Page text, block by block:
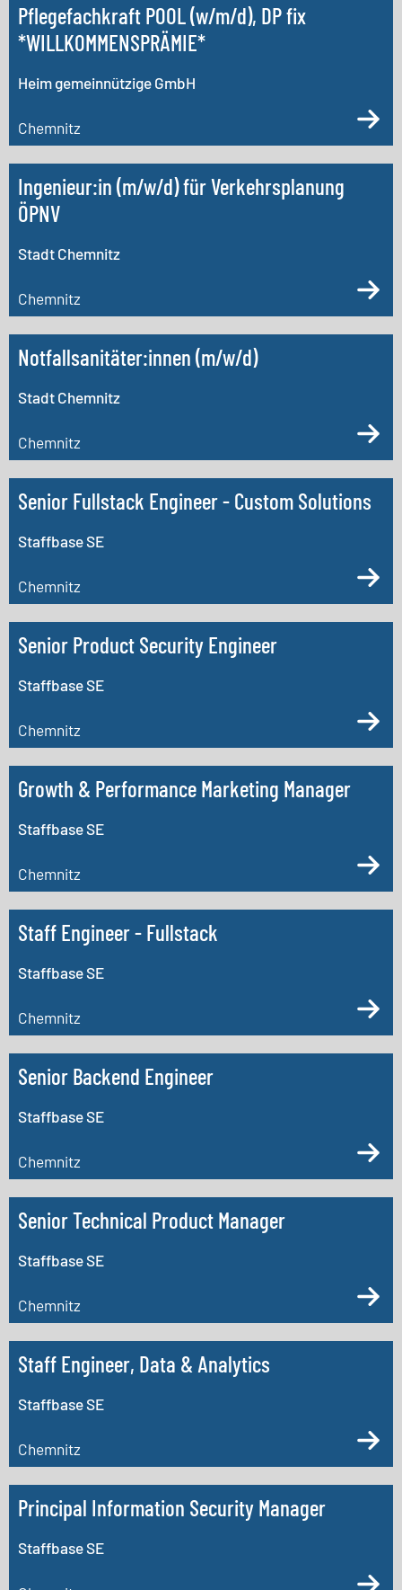
Pflegefachkraft POOL (w/m/d), DP fix
*WILLKOMMENSPRÄMIE*
Heim gemeinnützige GmbH
Chemnitz
Ingenieur:in (m/w/d) für Verkehrsplanung
ÖPNV
Stadt Chemnitz
Chemnitz
Notfallsanitäter:innen (m/w/d)
Stadt Chemnitz
Chemnitz
Senior Fullstack Engineer - Custom Solutions
Staffbase SE
Chemnitz
Senior Product Security Engineer
Staffbase SE
Chemnitz
Growth & Performance Marketing Manager
Staffbase SE
Chemnitz
Staff Engineer - Fullstack
Staffbase SE
Chemnitz
Senior Backend Engineer
Staffbase SE
Chemnitz
Senior Technical Product Manager
Staffbase SE
Chemnitz
Staff Engineer, Data & Analytics
Staffbase SE
Chemnitz
Principal Information Security Manager
Staffbase SE